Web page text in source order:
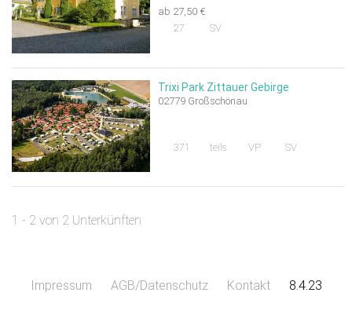
ab 27,50 €
27
SV
Trixi Park Zittauer Gebirge
02779 Großschönau
371 teils VP SV
1 - 2 von 2 Unterkünften
Impressum AGB/Datenschutz Kontakt 8.4.23